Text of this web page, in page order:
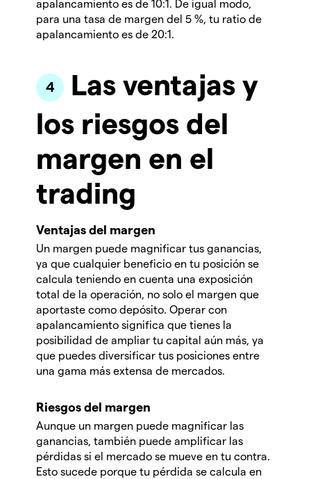
apalancamiento es de 10:1. De igual modo,
para una tasa de margen del 5 %, tu ratio de
apalancamiento es de 20:1.
Las ventajas y
los riesgos del
margen en el
trading
Ventajas del margen
Un margen puede magnificar tus ganancias,
ya que cualquier beneficio en tu posición se
calcula teniendo en cuenta una exposición
total de la operación, no solo el margen que
aportaste como depósito. Operar con
apalancamiento significa que tienes la
posibilidad de ampliar tu capital aún más, ya
que puedes diversificar tus posiciones entre
una gama más extensa de mercados.
Riesgos del margen
Aunque un margen puede magnificar las
ganancias, también puede amplificar las
pérdidas si el mercado se mueve en tu contra.
Esto sucede porque tu pérdida se calcula en